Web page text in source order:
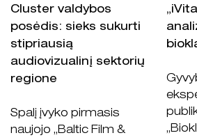
Cluster valdybos
posėdis: sieks sukurti
stipriausią
audiovizualinį sektorių
regione
Spalį įvyko pirmasis
naujojo „Baltic Film &